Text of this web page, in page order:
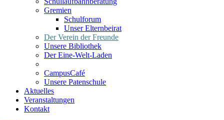
Gremien
Schulforum
Unser Elternbeirat
Der Verein der Freunde
Unsere Bibliothek
Der Eine-Welt-Laden
CampusCafé
Unsere Patenschule
Aktuelles
Veranstaltungen
Kontakt